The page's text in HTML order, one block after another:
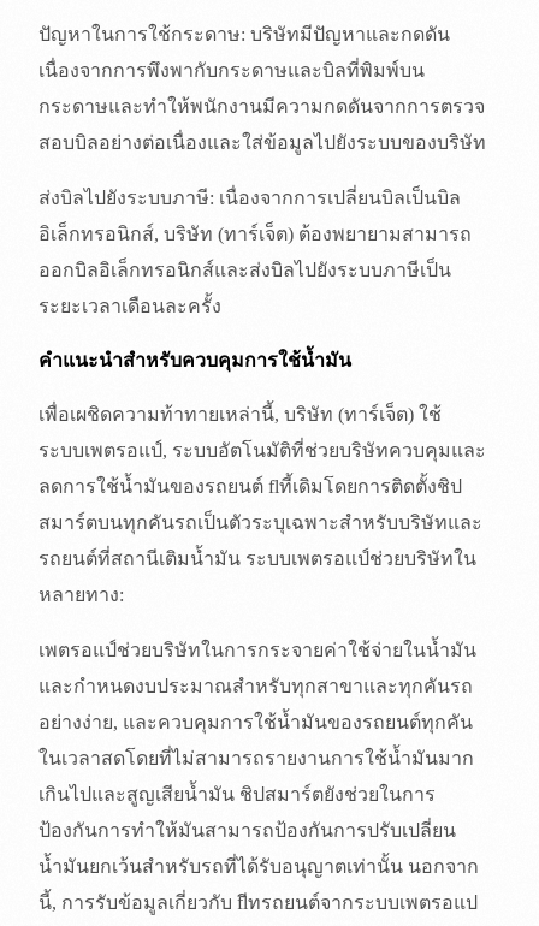
ปัญหาในการใช้กระดาษ: บริษัทมีปัญหาและกดดัน
เนื่องจากการพึงพากับกระดาษและบิลที่พิมพ์บน
กระดาษและทำให้พนักงานมีความกดดันจากการตรวจ
สอบบิลอย่างต่อเนื่องและใส่ข้อมูลไปยังระบบของบริษัท
ส่งบิลไปยังระบบภาษี: เนื่องจากการเปลี่ยนบิลเป็นบิล
อิเล็กทรอนิกส์, บริษัท (ทาร์เจ็ต) ต้องพยายามสามารถ
ออกบิลอิเล็กทรอนิกส์และส่งบิลไปยังระบบภาษีเป็น
ระยะเวลาเดือนละครั้ง
คำแนะนำสำหรับควบคุมการใช้น้ำมัน
เพื่อเผชิดความท้าทายเหล่านี้, บริษัท (ทาร์เจ็ต) ใช้
ระบบเพตรอแป์, ระบบอัตโนมัติที่ช่วยบริษัทควบคุมและ
ลดการใช้น้ำมันของรถยนต์ flที้เดิมโดยการติดตั้งชิป
สมาร์ตบนทุกคันรถเป็นตัวระบุเฉพาะสำหรับบริษัทและ
รถยนต์ที่สถานีเติมน้ำมัน ระบบเพตรอแป์ช่วยบริษัทใน
หลายทาง:
เพตรอแป์ช่วยบริษัทในการกระจายค่าใช้จ่ายในน้ำมัน
และกำหนดงบประมาณสำหรับทุกสาขาและทุกคันรถ
อย่างง่าย, และควบคุมการใช้น้ำมันของรถยนต์ทุกคัน
ในเวลาสดโดยที่ไม่สามารถรายงานการใช้น้ำมันมาก
เกินไปและสูญเสียน้ำมัน ชิปสมาร์ตยังช่วยในการ
ป้องกันการทำให้มันสามารถป้องกันการปรับเปลี่ยน
น้ำมันยกเว้นสำหรับรถที่ได้รับอนุญาตเท่านั้น นอกจาก
นี้, การรับข้อมูลเกี่ยวกับ flีทรถยนต์จากระบบเพตรอแป